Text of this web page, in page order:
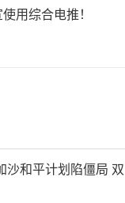
用综合电推！
沙和平计划陷僵局 双